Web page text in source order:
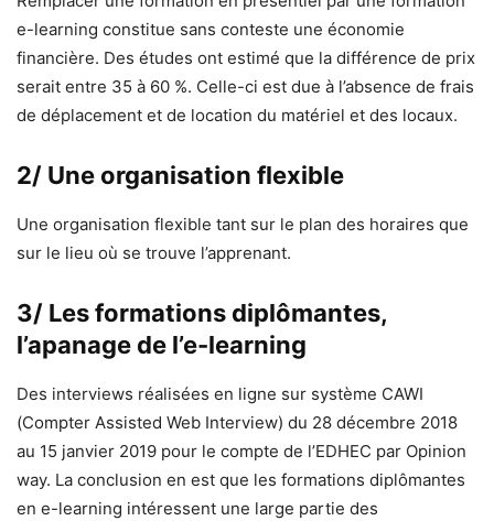
e-learning constitue sans conteste une économie
financière. Des études ont estimé que la différence de prix
serait entre 35 à 60 %. Celle-ci est due à l’absence de frais
de déplacement et de location du matériel et des locaux.
2/ Une organisation flexible
Une organisation flexible tant sur le plan des horaires que
sur le lieu où se trouve l’apprenant.
3/ Les formations diplômantes,
l’apanage de l’e-learning
Des interviews réalisées en ligne sur système CAWI
(Compter Assisted Web Interview) du 28 décembre 2018
au 15 janvier 2019 pour le compte de l’EDHEC par Opinion
way. La conclusion en est que les formations diplômantes
en e-learning intéressent une large partie des